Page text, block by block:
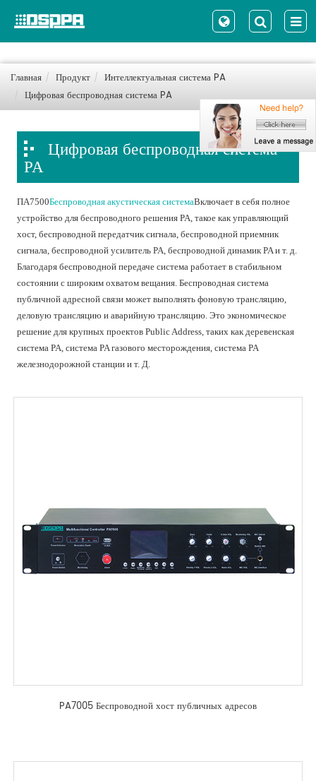
Главная Продукт
Интеллектуальная система PA
Цифровая беспроводная система PA
Цифровая беспроводная система
PA
ПА7500Беспроводная акустическая системаВключает в себя полное
устройство для беспроводного решения PA, такое как управляющий
хост, беспроводной передатчик сигнала, беспроводной приемник
сигнала, беспроводной усилитель PA, беспроводной динамик PA и т. д.
Благодаря беспроводной передаче система работает в стабильном
состоянии с широким охватом вещания. Беспроводная система
публичной адресной связи может выполнять фоновую трансляцию,
деловую трансляцию и аварийную трансляцию. Это экономическое
решение для крупных проектов Public Address, таких как деревенская
система PA, система PA газового месторождения, система PA
железнодорожной станции и т. Д.
PA7005 Беспроводной хост публичных адресов